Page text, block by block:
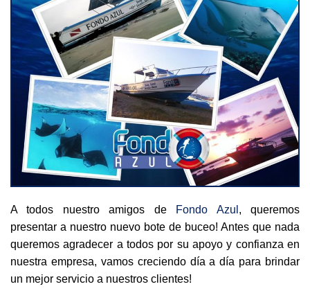
CURSOS
TOURS
GALERÍA
NOTICIAS
A todos nuestro amigos de Fondo Azul , queremos
presentar a nuestro nuevo bote de buceo! Antes que nada
queremos agradecer a todos por su apoyo y confianza en
nuestra empresa, vamos creciendo día a día para brindar
un mejor servicio a nuestros clientes!